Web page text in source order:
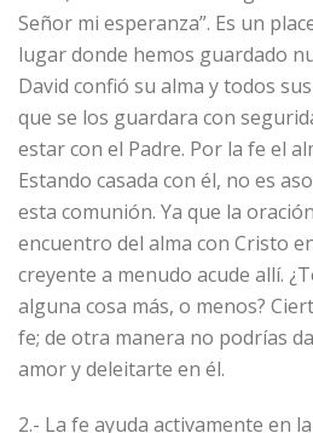
Señor mi esperanza”. Es un
lugar donde hemos guardado
David confió su alma y todos
que se los guardara con
estar con el Padre. Por la fe el
Estando casada con él, no es
esta comunión. Ya que la
encuentro del alma con Cristo
creyente a menudo acude allí.
alguna cosa más, o menos?
fe; de otra manera no podrías
amor y deleitarte en él.
2.- La fe ayuda activamente en